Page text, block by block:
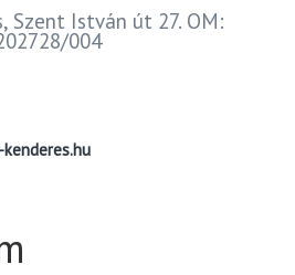
Szent István út 27. OM:
004